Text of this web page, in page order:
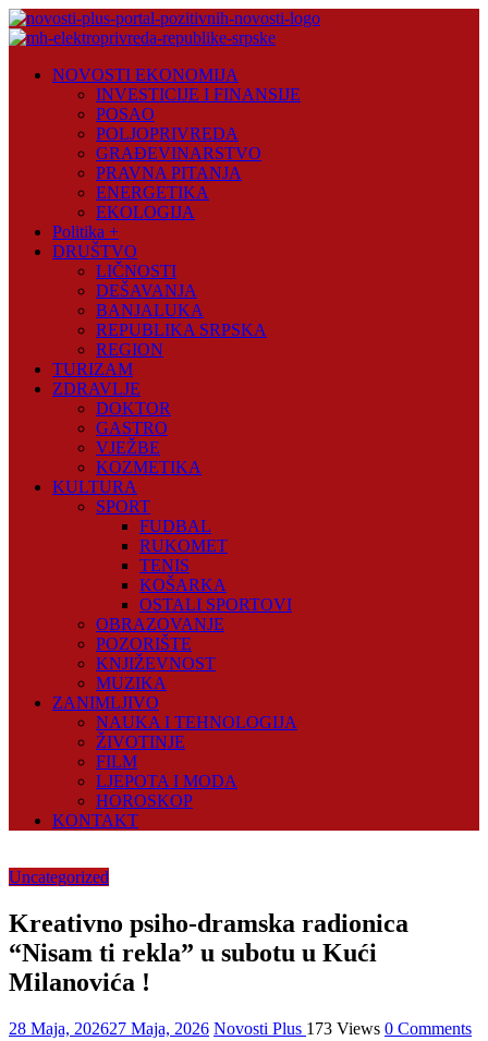
Skip
to
Plus
NOVOSTI EKONOMIJA
INVESTICIJE I FINANSIJE
POSAO
POLJOPRIVREDA
GRAĐEVINARSTVO
PRAVNA PITANJA
ENERGETIKA
EKOLOGIJA
Politika +
DRUŠTVO
LIČNOSTI
DEŠAVANJA
BANJALUKA
REPUBLIKA SRPSKA
REGION
TURIZAM
ZDRAVLJE
DOKTOR
GASTRO
VJEŽBE
KOZMETIKA
KULTURA
SPORT
FUDBAL
RUKOMET
TENIS
KOŠARKA
OSTALI SPORTOVI
OBRAZOVANJE
POZORIŠTE
KNJIŽEVNOST
MUZIKA
ZANIMLJIVO
NAUKA I TEHNOLOGIJA
ŽIVOTINJE
FILM
LJEPOTA I MODA
HOROSKOP
KONTAKT
Uncategorized
Kreativno psiho-dramska radionica
“Nisam ti rekla” u subotu u Kući
Milanovića !
28 Maja, 202627 Maja, 2026 Novosti Plus 173 Views 0 Comments